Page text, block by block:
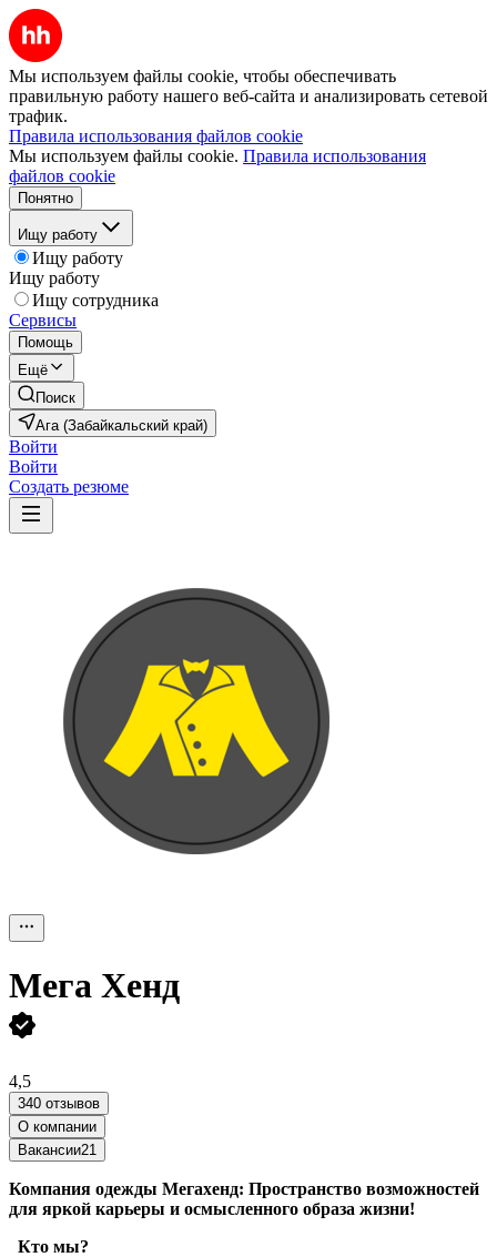
Мы используем файлы cookie, чтобы обеспечивать
правильную работу нашего веб-сайта и анализировать сетевой
трафик.
Правила использования файлов cookie
Мы используем файлы cookie. Правила использования
файлов cookie
Понятно
Ищу работу
Ищу работу
Ищу работу
Ищу сотрудника
Сервисы
Помощь
Ещё
Поиск
Ага (Забайкальский край)
Войти
Войти
Создать резюме
Мега Хенд
4,5
340 отзывов
О компании
Вакансии21
Компания одежды Мегахенд: Пространство возможностей
для яркой карьеры и осмысленного образа жизни!
Кто мы?